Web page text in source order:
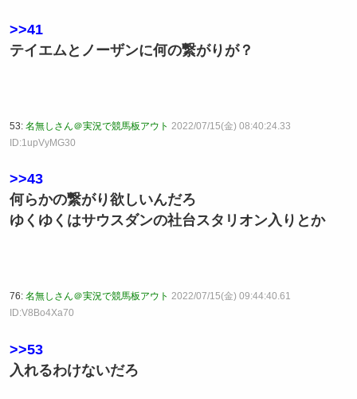
>>41
テイエムとノーザンに何の繋がりが？
53: 名無しさん＠実況で競馬板アウト 2022/07/15(金) 08:40:24.33
ID:1upVyMG30
>>43
何らかの繋がり欲しいんだろ
ゆくゆくはサウスダンの社台スタリオン入りとか
76: 名無しさん＠実況で競馬板アウト 2022/07/15(金) 09:44:40.61
ID:V8Bo4Xa70
>>53
入れるわけないだろ